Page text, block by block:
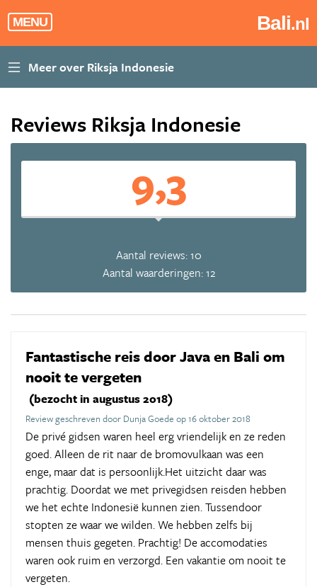
MENU Bali.nl
Reviews Riksja Indonesie
9,3
Aantal reviews: 10
Aantal waarderingen: 12
Fantastische reis door Java en Bali om
nooit te vergeten
(bezocht in augustus 2018)
Review geschreven door Dunja Goede op 16 oktober 2018
De privé gidsen waren heel erg vriendelijk en ze reden
goed. Alleen de rit naar de bromovulkaan was een
enge, maar dat is persoonlijk.Het uitzicht daar was
prachtig. Doordat we met privegidsen reisden hebben
we het echte Indonesië kunnen zien. Tussendoor
stopten ze waar we wilden. We hebben zelfs bij
mensen thuis gegeten. Prachtig! De accomodaties
waren ook ruim en verzorgd. Een vakantie om nooit te
vergeten.